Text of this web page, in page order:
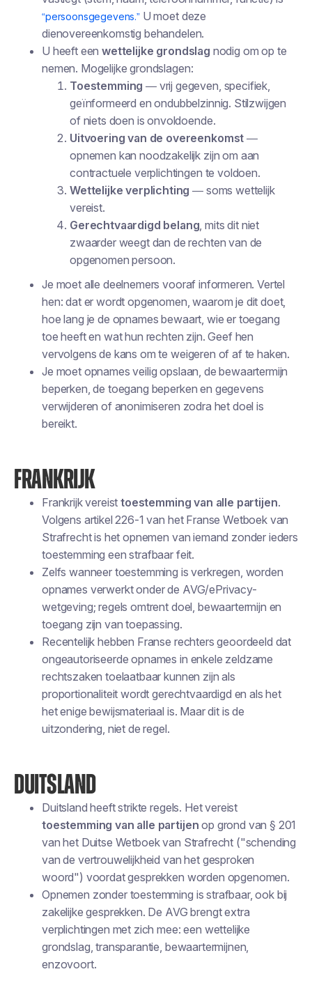
“persoonsgegevens.”U moet deze
dienovereenkomstig behandelen.
U heeft eenwettelijke grondslag nodig om op te
nemen. Mogelijke grondslagen:
Toestemming — vrij gegeven, specifiek,
geïnformeerd en ondubbelzinnig. Stilzwijgen
of niets doen is onvoldoende.
Uitvoering van de overeenkomst —
opnemen kan noodzakelijk zijn om aan
contractuele verplichtingen te voldoen.
Wettelijke verplichting — soms wettelijk
vereist.
Gerechtvaardigd belang, mits dit niet
zwaarder weegt dan de rechten van de
opgenomen persoon.
Je moet alle deelnemers vooraf informeren. Vertel
hen: dat er wordt opgenomen, waarom je dit doet,
hoe lang je de opnames bewaart, wie er toegang
toe heeft en wat hun rechten zijn. Geef hen
vervolgens de kans om te weigeren of af te haken.
Je moet opnames veilig opslaan, de bewaartermijn
beperken, de toegang beperken en gegevens
verwijderen of anonimiseren zodra het doel is
bereikt.
FRANKRIJK
Frankrijk vereisttoestemming van alle partijen.
Volgens artikel 226-1 van het Franse Wetboek van
Strafrecht is het opnemen van iemand zonder ieders
toestemming een strafbaar feit.
Zelfs wanneer toestemming is verkregen, worden
opnames verwerkt onder de AVG/ePrivacy-
wetgeving; regels omtrent doel, bewaartermijn en
toegang zijn van toepassing.
Recentelijk hebben Franse rechters geoordeeld dat
ongeautoriseerde opnames in enkele zeldzame
rechtszaken toelaatbaar kunnen zijn als
proportionaliteit wordt gerechtvaardigd en als het
het enige bewijsmateriaal is. Maar dit is de
uitzondering, niet de regel.
DUITSLAND
Duitsland heeft strikte regels. Het vereist
toestemming van alle partijen op grond van § 201
van het Duitse Wetboek van Strafrecht ("schending
van de vertrouwelijkheid van het gesproken
woord") voordat gesprekken worden opgenomen.
Opnemen zonder toestemming is strafbaar, ook bij
zakelijke gesprekken. De AVG brengt extra
verplichtingen met zich mee: een wettelijke
grondslag, transparantie, bewaartermijnen,
enzovoort.